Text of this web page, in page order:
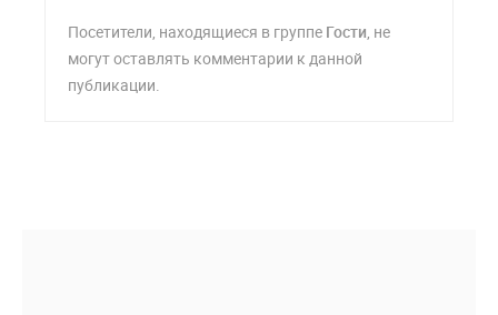
Посетители, находящиеся в группе Гости, не
могут оставлять комментарии к данной
публикации.